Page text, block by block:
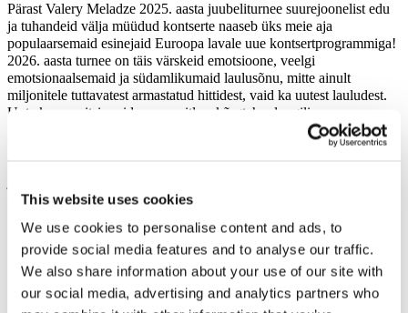
This website uses cookies
We use cookies to personalise content and ads, to
provide social media features and to analyse our traffic.
We also share information about your use of our site with
our social media, advertising and analytics partners who
Pärast Valery Meladze 2025. aasta juubeliturnee suurejoonelist edu
ja tuhandeid välja müüdud kontserte naaseb üks meie aja
populaarsemaid esinejaid Euroopa lavale uue kontsertprogrammiga!
2026. aasta turnee on täis värskeid emotsioone, veelgi
emotsionaalsemaid ja südamlikumaid laulusõnu, mitte ainult
miljonitele tuttavatest armastatud hittidest, vaid ka uutest lauludest.
Uute kompositsioonide esmaesitlus, kõrgtehnoloogiline
valgusetendus, juba legendaarseks saanud atmosfäär ja muidugi
Tema looming ühendab põlvkondi ja tema laulud on äratuntavad
on eraldi, siiras lugu, mille jooksul artist annab endast 100%,
nendega.
Ära jäta vahele 2026. aasta kõige põnevamat sündmust
Amsterdamis 4. oktoobril AFAS Live'is!